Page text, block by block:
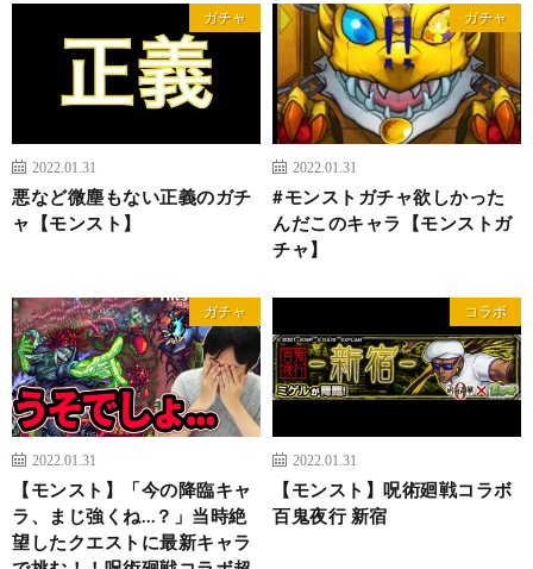
ガチャ
2022.01.31
悪など微塵もない正義のガチ
ャ【モンスト】
ガチャ
2022.01.31
#モンストガチャ欲しかった
んだこのキャラ【モンストガ
チャ】
ガチャ
2022.01.31
【モンスト】「今の降臨キャ
ラ、まじ強くね…？」当時絶
望したクエストに最新キャラ
コラボ
2022.01.31
【モンスト】呪術廻戦コラボ
百鬼夜行 新宿